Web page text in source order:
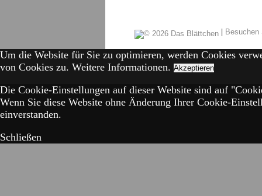
|
Um die Website für Sie zu optimieren, werden Cookies
von Cookies zu. Weitere Informationen. Akzeptieren
Die Cookie-Einstellungen auf dieser Website sind auf
Wenn Sie diese Website ohne Änderung Ihrer Cookie-
einverstanden.
Schließen